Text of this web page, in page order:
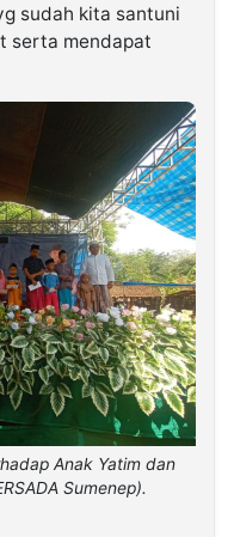
sudah kita santuni
serta mendapat
Anak Yatim dan
Sumenep).